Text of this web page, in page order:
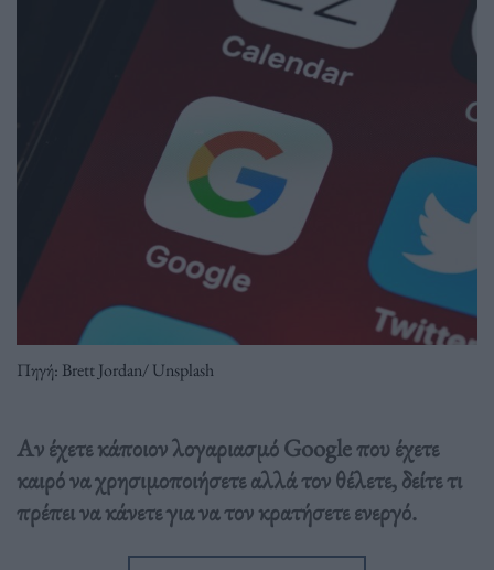
Πηγή: Brett Jordan/ Unsplash
Αν έχετε κάποιον λογαριασμό Google που έχετε
καιρό να χρησιμοποιήσετε αλλά τον θέλετε, δείτε τι
πρέπει να κάνετε για να τον κρατήσετε ενεργό.